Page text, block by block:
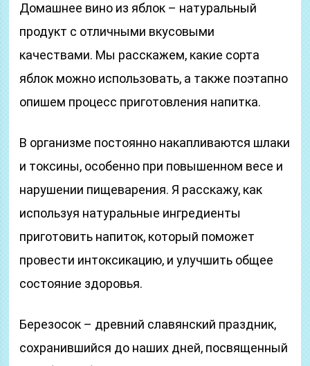
Домашнее вино из яблок – натуральный
продукт с отличными вкусовыми
качествами. Мы расскажем, какие сорта
яблок можно использовать, а также поэтапно
опишем процесс приготовления напитка.
В организме постоянно накапливаются шлаки
и токсины, особенно при повышенном весе и
нарушении пищеварения. Я расскажу, как
используя натуральные ингредиенты
приготовить напиток, который поможет
провести интоксикацию, и улучшить общее
состояние здоровья.
Березосок – древний славянский праздник,
сохранившийся до наших дней, посвященный